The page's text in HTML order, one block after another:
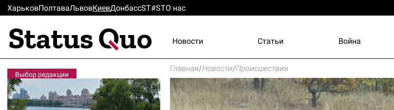
ХарьковПолтаваЛьвовКиевДонбассST#STО нас
Новости Статьи Война
Выбор редакции
Главная/Новости/Происшествия